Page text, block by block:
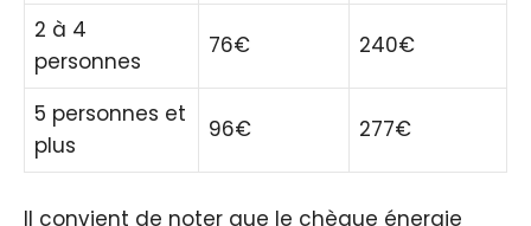
2 à 4
personnes
76€ 240€
5 personnes et
plus
96€ 277€
Il convient de noter que le chèque énergie